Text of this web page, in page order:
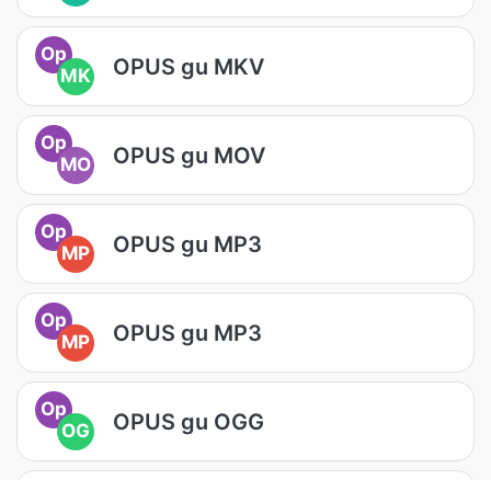
Op
MK
OPUS gu MKV
Op
MO
OPUS gu MOV
Op
MP
OPUS gu MP3
Op
MP
OPUS gu MP3
Op
OG
OPUS gu OGG